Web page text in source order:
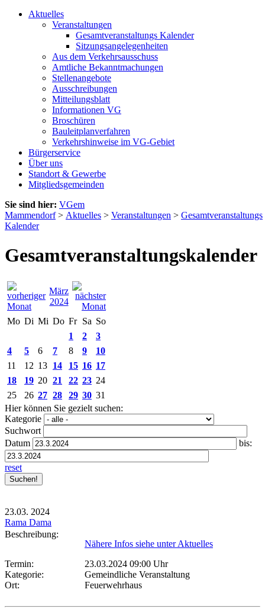
Aktuelles
Veranstaltungen
Gesamtveranstaltungs Kalender
Sitzungsangelegenheiten
Aus dem Verkehrsausschuss
Amtliche Bekanntmachungen
Stellenangebote
Ausschreibungen
Mitteilungsblatt
Informationen VG
Broschüren
Bauleitplanverfahren
Verkehrshinweise im VG-Gebiet
Bürgerservice
Über uns
Standort & Gewerbe
Mitgliedsgemeinden
Sie sind hier: VGem
Mammendorf> Aktuelles > Veranstaltungen > Gesamtveranstaltungs
Kalender
Gesamtveranstaltungskalender
März
2024
Mo Di Mi Do Fr Sa So
1
2
3
4
5 6 7 8 9
10
11
12 13 14 15 16 17
18
19 20 21 22 23 24
25
26 27 28 29 30 31
Hier können Sie gezielt suchen:
Kategorie
Suchwort
Datum
bis:
reset
23.03. 2024
Rama Dama
Beschreibung:
Nähere Infos siehe unter Aktuelles
Termin:
23.03.2024 09:00 Uhr
Kategorie:
Gemeindliche Veranstaltung
Ort:
Feuerwehrhaus